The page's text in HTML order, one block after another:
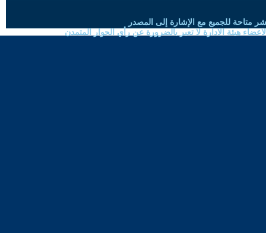
متاحة للجميع مع الإشارة إلى المصدر
هيئة الادارة لا تعبر بالضرورة عن رأي الحوار المتمدن